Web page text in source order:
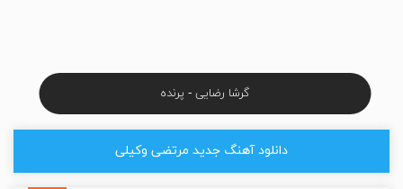
گرشا رضایی - پرنده
دانلود آهنگ جدید مرتضی وکیلی